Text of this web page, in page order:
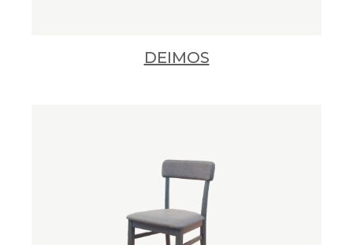
DEIMOS